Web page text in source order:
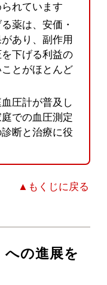
れています
薬は、安価・
あり、副作用
下げる利益の
とがほとんど
圧計が普及し
での血圧測定
断と治療に役
▲もくじに戻る
への進展を